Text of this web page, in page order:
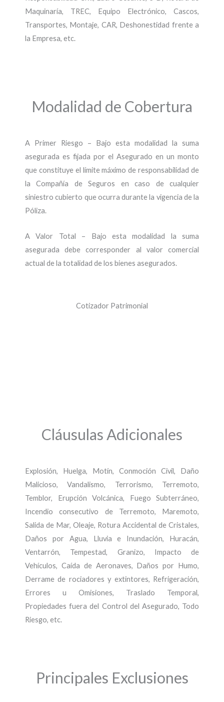
Maquinaría, TREC, Equipo Electrónico, Cascos,
Transportes, Montaje, CAR, Deshonestidad frente a
la Empresa, etc.
Modalidad de Cobertura
A Primer Riesgo – Bajo esta modalidad la suma
asegurada es fijada por el Asegurado en un monto
que constituye el límite máximo de responsabilidad de
la Compañía de Seguros en caso de cualquier
siniestro cubierto que ocurra durante la vigencia de la
Póliza.
A Valor Total – Bajo esta modalidad la suma
asegurada debe corresponder al valor comercial
actual de la totalidad de los bienes asegurados.
Cotizador Patrimonial
Cláusulas Adicionales
Explosión, Huelga, Motín, Conmoción Civil, Daño
Malicioso, Vandalismo, Terrorismo, Terremoto,
Temblor, Erupción Volcánica, Fuego Subterráneo,
Incendio consecutivo de Terremoto, Maremoto,
Salida de Mar, Oleaje, Rotura Accidental de Cristales,
Daños por Agua, Lluvia e Inundación, Huracán,
Ventarrón, Tempestad, Granizo, Impacto de
Vehículos, Caída de Aeronaves, Daños por Humo,
Derrame de rociadores y extintores, Refrigeración,
Errores u Omisiones, Traslado Temporal,
Propiedades fuera del Control del Asegurado, Todo
Riesgo, etc.
Principales Exclusiones